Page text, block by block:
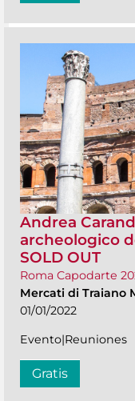
Andrea
archeologico
SOLD OUT
Roma Capodarte
Mercati di Traiano
01/01/2022
Evento|Reuniones
Gratis